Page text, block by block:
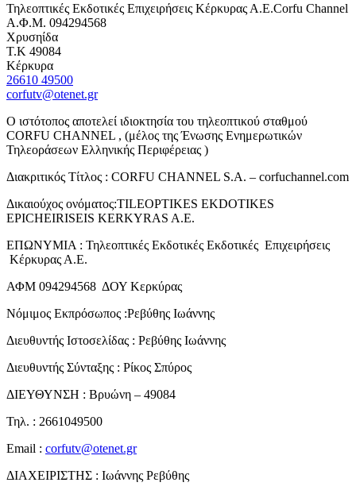
Τηλεοπτικές Εκδοτικές Επιχειρήσεις Κέρκυρας Α.Ε.Corfu Channel
Α.Φ.Μ. 094294568
Χρυσηίδα
Τ.Κ 49084
Κέρκυρα
26610 49500
corfutv@otenet.gr
Ο ιστότοπος αποτελεί ιδιοκτησία του τηλεοπτικού σταθμού
CORFU CHANNEL , (μέλος της Ένωσης Ενημερωτικών
Τηλεοράσεων Ελληνικής Περιφέρειας )
Διακριτικός Τίτλος : CORFU CHANNEL S.A. – corfuchannel.com
Δικαιούχος ονόματος:TILEOPTIKES EKDOTIKES
EPICHEIRISEIS KERKYRAS A.E.
ΕΠΩΝΥΜΙΑ : Τηλεοπτικές Εκδοτικές Εκδοτικές Επιχειρήσεις
Κέρκυρας Α.Ε.
ΑΦΜ 094294568 ΔΟΥ Κερκύρας
Νόμιμος Εκπρόσωπος :Ρεβύθης Ιωάννης
Διευθυντής Ιστοσελίδας : Ρεβύθης Ιωάννης
Διευθυντής Σύνταξης : Ρίκος Σπύρος
ΔΙΕΥΘΥΝΣΗ : Βρυώνη – 49084
Τηλ. : 2661049500
Email : corfutv@otenet.gr
ΔΙΑΧΕΙΡΙΣΤΗΣ : Ιωάννης Ρεβύθης